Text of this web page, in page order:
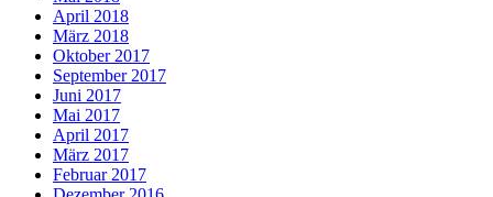
April 2018
März 2018
Oktober 2017
September 2017
Juni 2017
Mai 2017
April 2017
März 2017
Februar 2017